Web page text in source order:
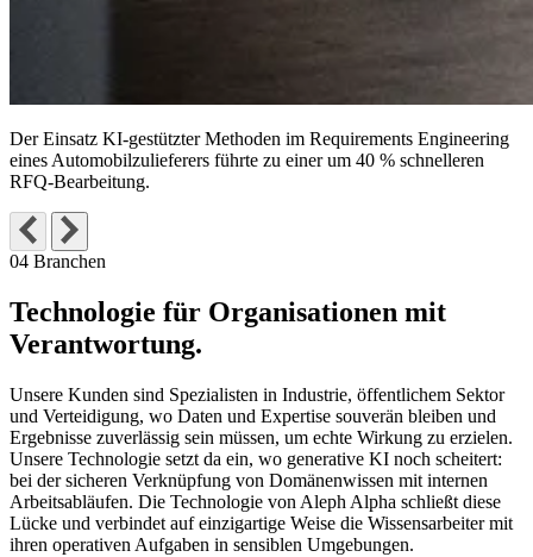
Der Einsatz KI-gestützter Methoden im Requirements Engineering
eines Automobilzulieferers führte zu einer um 40 % schnelleren
RFQ-Bearbeitung.
04 Branchen
Technologie für Organisationen mit
Verantwortung.
Unsere Kunden sind Spezialisten in Industrie, öffentlichem Sektor
und Verteidigung, wo Daten und Expertise souverän bleiben und
Ergebnisse zuverlässig sein müssen, um echte Wirkung zu erzielen.
Unsere Technologie setzt da ein, wo generative KI noch scheitert:
bei der sicheren Verknüpfung von Domänenwissen mit internen
Arbeitsabläufen. Die Technologie von Aleph Alpha schließt diese
Lücke und verbindet auf einzigartige Weise die Wissensarbeiter mit
ihren operativen Aufgaben in sensiblen Umgebungen.